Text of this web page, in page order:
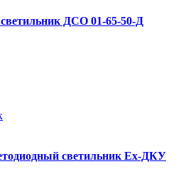
ДСО 01-65-50-Д
светильник Ex-ДКУ